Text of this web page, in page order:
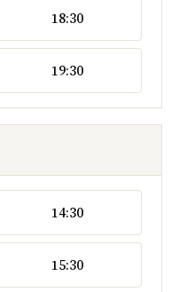
18:30
19:30
14:30
15:30